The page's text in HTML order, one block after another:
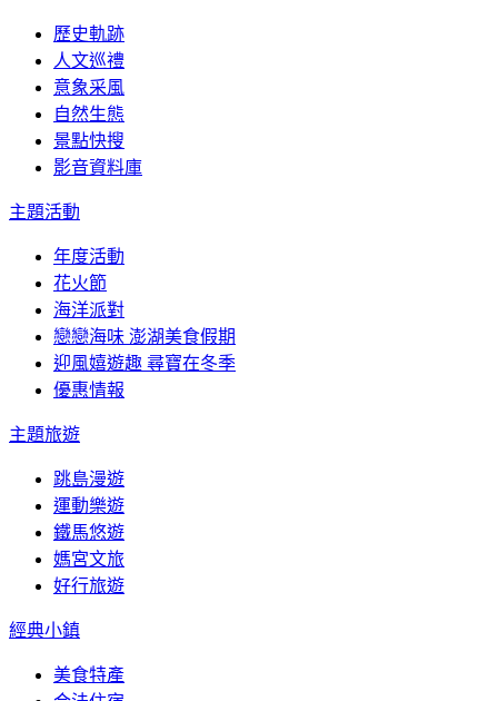
歷史軌跡
人文巡禮
意象采風
自然生態
景點快搜
影音資料庫
主題活動
年度活動
花火節
海洋派對
戀戀海味 澎湖美食假期
迎風嬉遊趣 尋寶在冬季
優惠情報
主題旅遊
跳島漫遊
運動樂遊
鐵馬悠遊
媽宮文旅
好行旅遊
經典小鎮
美食特產